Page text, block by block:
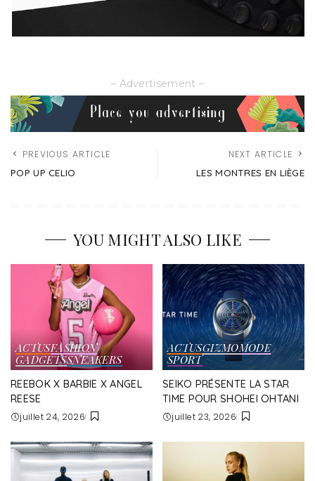
– Advertisement –
PREVIOUS ARTICLE
POP UP CELIO
NEXT ARTICLE
LES MONTRES EN LIÈGE
YOU MIGHT ALSO LIKE
ACTUSFASHION
GADGETSSNEAKERS
REEBOK X BARBIE X ANGEL
REESE
juillet 24, 2026
ACTUSGIZMOMODE
SPORT
SEIKO PRÉSENTE LA STAR
TIME POUR SHOHEI OHTANI
juillet 23, 2026